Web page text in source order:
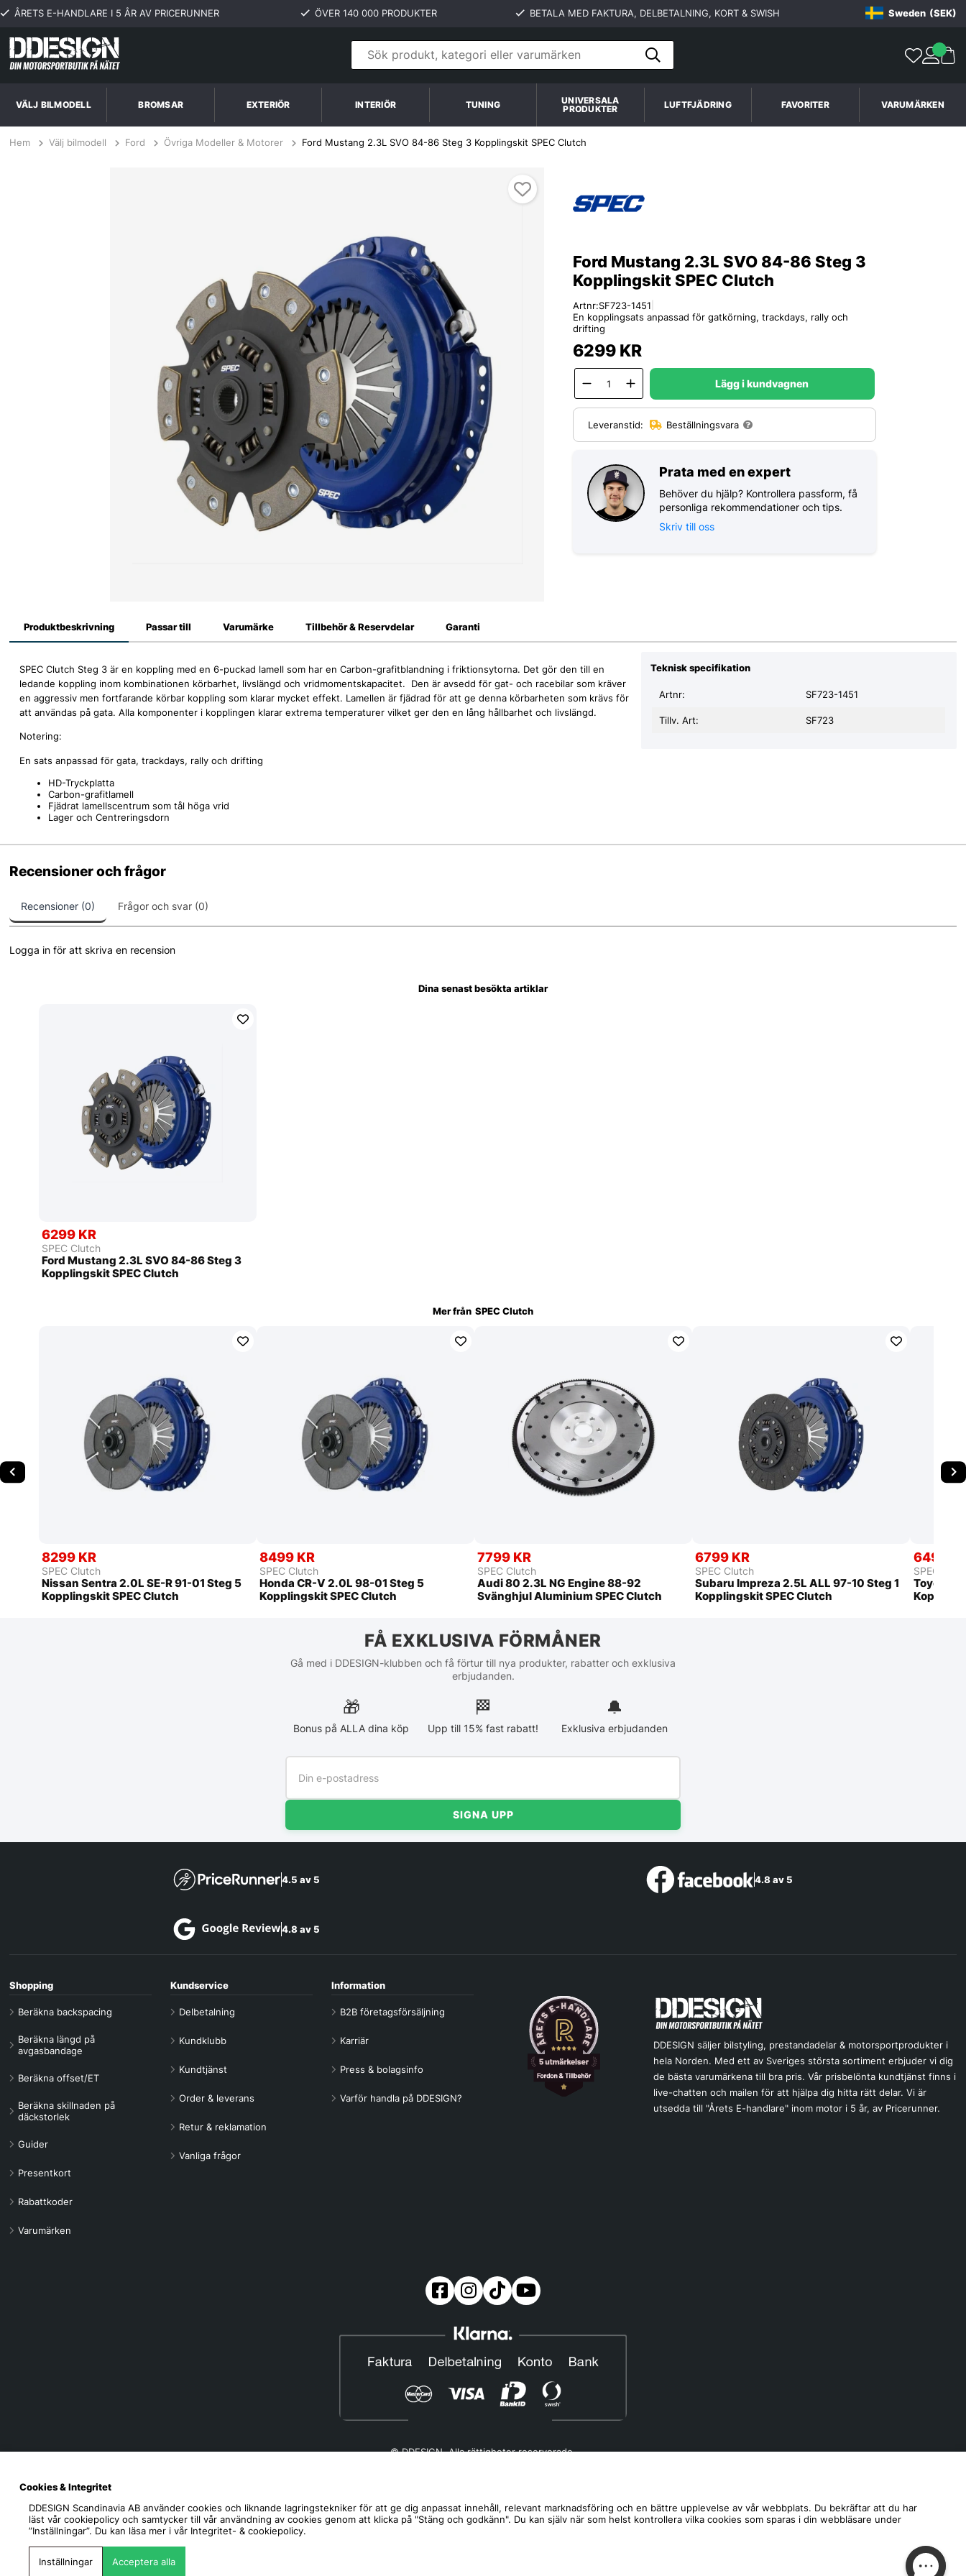
ÅRETS E-HANDLARE I 5 ÅR AV PRICERUNNER ÖVER 140 000 PRODUKTER BETALA MED FAKTURA, DELBETALNING, KORT & SWISH Sweden (SEK)
VÄLJ BILMODELL BROMSAR EXTERIÖR INTERIÖR TUNING
UNIVERSALA
PRODUKTER
LUFTFJÄDRING FAVORITER VARUMÄRKEN
Hem Välj bilmodell Ford Övriga Modeller & Motorer Ford Mustang 2.3L SVO 84-86 Steg 3 Kopplingskit SPEC Clutch
Ford Mustang 2.3L SVO 84-86 Steg 3
Kopplingskit SPEC Clutch
Artnr:SF723-1451
En kopplingsats anpassad för gatkörning, trackdays, rally och
drifting
6299 KR
Lägg i kundvagnen
Leveranstid: Beställningsvara
Prata med en expert
Behöver du hjälp? Kontrollera passform, få
personliga rekommendationer och tips.
Skriv till oss
Produktbeskrivning
SPEC Clutch Steg 3 är en koppling med en 6-puckad lamell som har en Carbon-grafitblandning i friktionsytorna. Det gör den till en
ledande koppling inom kombinationen körbarhet, livslängd och vridmomentskapacitet. Den är avsedd för gat- och racebilar som kräver
en aggressiv men fortfarande körbar koppling som klarar mycket effekt. Lamellen är fjädrad för att ge denna körbarheten som krävs för
att användas på gata. Alla komponenter i kopplingen klarar extrema temperaturer vilket ger den en lång hållbarhet och livslängd.
Notering:
En sats anpassad för gata, trackdays, rally och drifting
HD-Tryckplatta
Carbon-grafitlamell
Fjädrat lamellscentrum som tål höga vrid
Lager och Centreringsdorn
Teknisk specifikation
Tillv. Art: SF723
Artnr: SF723-1451
Passar till Varumärke Tillbehör & Reservdelar Garanti
Recensioner och frågor
Recensioner (0) Frågor och svar (0)
Logga in för att skriva en recension
Dina senast besökta artiklar
6299 KR
SPEC Clutch
Ford Mustang 2.3L SVO 84-86 Steg 3
Kopplingskit SPEC Clutch
Mer från SPEC Clutch
8299 KR
SPEC Clutch
Nissan Sentra 2.0L SE-R 91-01 Steg 5
Kopplingskit SPEC Clutch
8499 KR
SPEC Clutch
Honda CR-V 2.0L 98-01 Steg 5
Kopplingskit SPEC Clutch
7799 KR
SPEC Clutch
Audi 80 2.3L NG Engine 88-92
Svänghjul Aluminium SPEC Clutch
6799 KR
SPEC Clutch
Subaru Impreza 2.5L ALL 97-10 Steg 1
Kopplingskit SPEC Clutch
6499
SPEC
Toyota
FÅ EXKLUSIVA FÖRMÅNER
Gå med i DDESIGN-klubben och få förtur till nya produkter, rabatter och exklusiva
erbjudanden.
🎁
Bonus på ALLA dina köp
🏁︎
Upp till 15% fast rabatt!
🔔
Exklusiva erbjudanden
SIGNA UPP
4.5 av 5 4.8 av 5
4.8 av 5
Shopping
Beräkna backspacing
Beräkna längd på
avgasbandage
Beräkna offset/ET
Beräkna skillnaden på
däckstorlek
Guider
Presentkort
Rabattkoder
Varumärken
Kundservice
Delbetalning
Kundklubb
Kundtjänst
Order & leverans
Retur & reklamation
Vanliga frågor
Information
B2B företagsförsäljning
Karriär
Press & bolagsinfo
Varför handla på DDESIGN?
DDESIGN säljer bilstyling, prestandadelar & motorsportprodukter i
hela Norden. Med ett av Sveriges största sortiment erbjuder vi dig
de bästa varumärkena till bra pris. Vår prisbelönta kundtjänst finns i
live-chatten och mailen för att hjälpa dig hitta rätt delar. Vi är
utsedda till "Årets E-handlare" inom motor i 5 år, av Pricerunner.
© DDESIGN. Alla rättigheter reserverade.
Helgfria vardagar 10:00-12:00
Cookies & Integritet
DDESIGN Scandinavia AB använder cookies och liknande lagringstekniker för att ge dig anpassat innehåll, relevant marknadsföring och en bättre upplevelse av vår webbplats. Du bekräftar att du har
läst vår cookiepolicy och samtycker till vår användning av cookies genom att klicka på "Stäng och godkänn". Du kan själv när som helst kontrollera vilka cookies som sparas i din webbläsare under
”Inställningar”. Du kan läsa mer i vår Integritet- & cookiepolicy.
Inställningar Acceptera alla